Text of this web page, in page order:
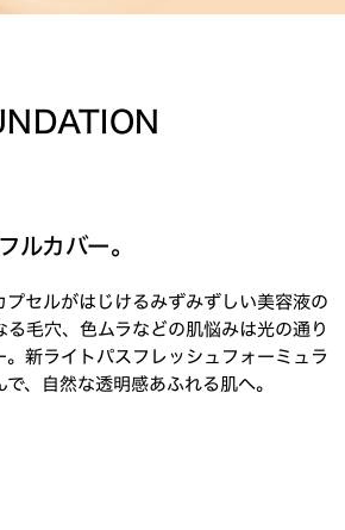
ルカバー。
プセルがはじけるみずみずしい美容液の
る毛穴、色ムラなどの肌悩みは光の通り
新ライトパスフレッシュフォーミュラ
、自然な透明感あふれる肌へ。